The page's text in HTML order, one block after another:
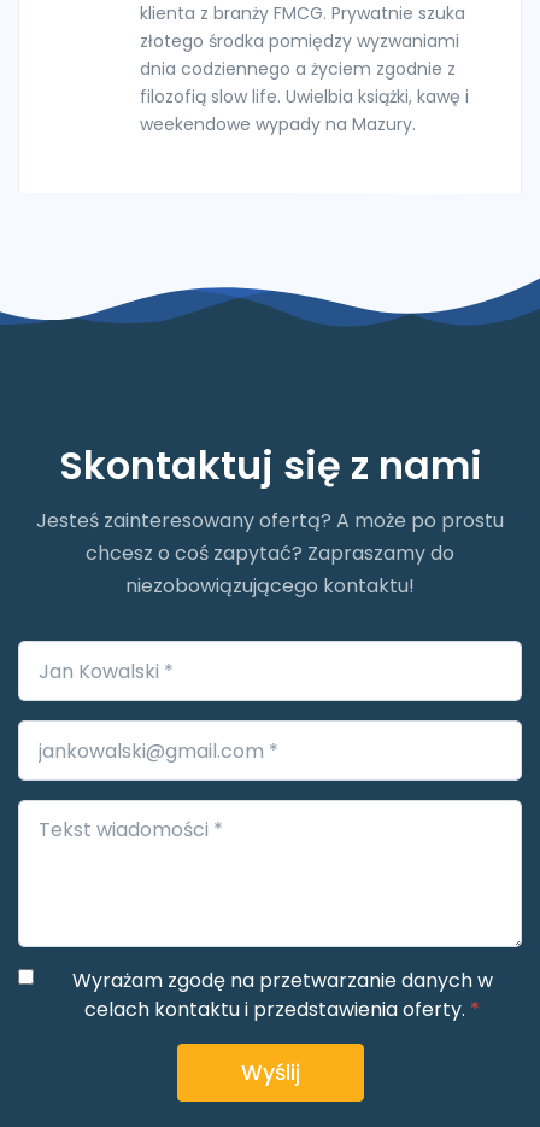
klienta z branży FMCG. Prywatnie szuka
złotego środka pomiędzy wyzwaniami
dnia codziennego a życiem zgodnie z
filozofią slow life. Uwielbia książki, kawę i
weekendowe wypady na Mazury.
Skontaktuj się z nami
Jesteś zainteresowany ofertą? A może po prostu
chcesz o coś zapytać? Zapraszamy do
niezobowiązującego kontaktu!
Wyrażam zgodę na przetwarzanie danych w
celach kontaktu i przedstawienia oferty. *
Wyślij